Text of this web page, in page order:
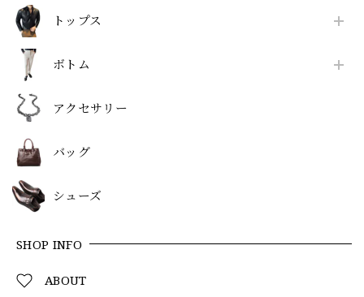
トップス
ボトム
アクセサリー
バッグ
シューズ
SHOP INFO
ABOUT